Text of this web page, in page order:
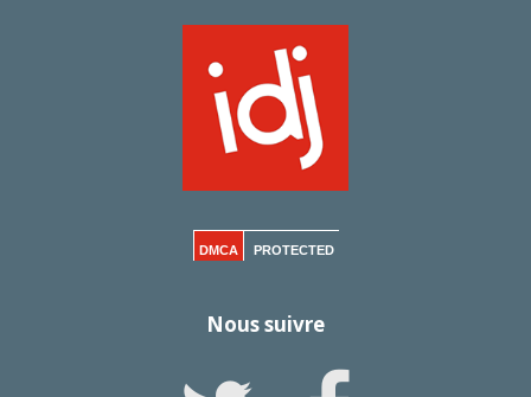
DMCA PROTECTED
Nous suivre